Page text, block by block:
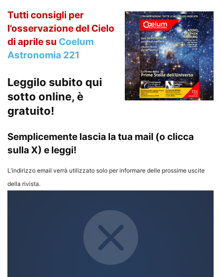
Tutti consigli per
l’osservazione del Cielo
di aprile su Coelum
Astronomia 221
Leggilo subito qui
sotto online, è
gratuito!
Semplicemente lascia la tua mail (o clicca
sulla X) e leggi!
L’indirizzo email verrà utilizzato solo per informare delle prossime uscite
della rivista.